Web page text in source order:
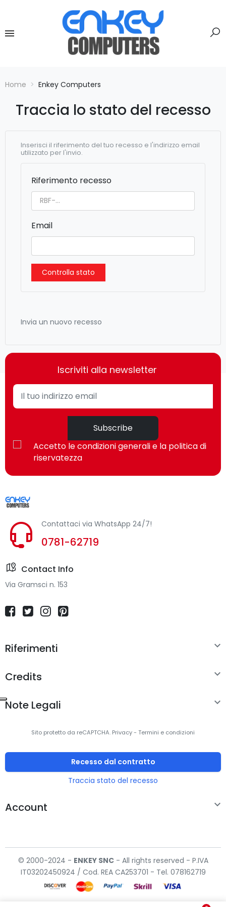
Home Enkey Computers
Traccia lo stato del recesso
Inserisci il riferimento del tuo recesso e l'indirizzo email
utilizzato per l'invio.
Riferimento recesso
Email
Controlla stato
Invia un nuovo recesso
Iscriviti alla newsletter
Subscribe
Accetto le condizioni generali e la politica di
riservatezza
Contattaci via WhatsApp 24/7!
0781-62719
Contact Info
Via Gramsci n. 153
Riferimenti 
Credits 
Note Legali 
Sito protetto da reCAPTCHA. Privacy- Termini e condizioni
Recesso dal contratto
Traccia stato del recesso
Account 
© 2000-2024 - ENKEYSNC- All rights reserved - P.IVA
IT03202450924 / Cod. REA CA253701 - Tel. 078162719